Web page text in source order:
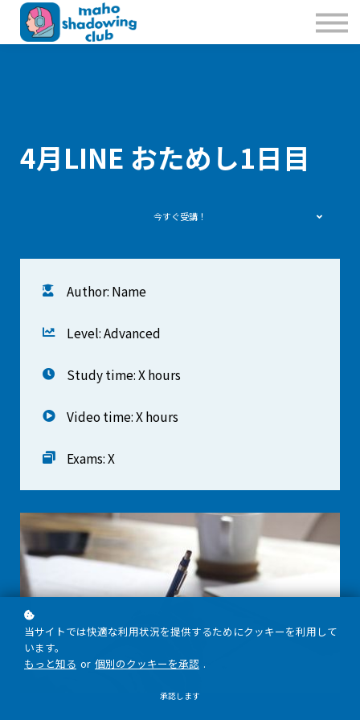
私たちのこと
お問合せ
4月LINE おためし1日目
今すぐ受講！
Author: Name
Level: Advanced
Study time: X hours
Video time: X hours
Exams: X
当サイトでは快適な利用状況を提供するためにクッキーを利用して
います。
もっと知る or 個別のクッキーを承認 .
承認します